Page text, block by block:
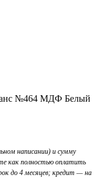
№464 МДФ Белый
написании) и сумму
как полностью оплатить
до 4 месяцев; кредит — на